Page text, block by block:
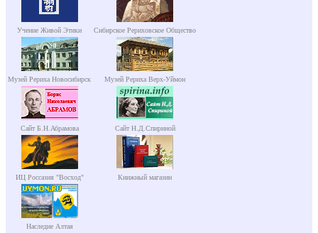
Учение Живой Этики Сибирское Рериховское Общество
Музей Рериха Новосибирск Музей Рериха Верх-Уймон
Сайт Б.Н.Абрамова Сайт Н.Д.Спириной
ИЦ Россазия "Восход" Книжный магазин
Наследие Алтая